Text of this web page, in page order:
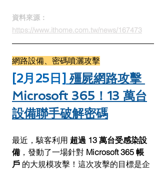
資料來源：
https://www.ithome.com.tw/news/167473
網路設備、密碼噴灑攻擊
[2月25日] 殭屍網路攻擊
Microsoft 365！13 萬台
設備聯手破解密碼
最近，駭客利用 超過 13 萬台受感染設
備 ，發動了一場針對 Microsoft 365 帳
戶 的大規模攻擊！這次攻擊的目標是企